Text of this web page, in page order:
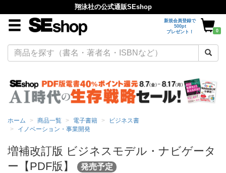
翔泳社の公式通販SEshop
新規会員登録で
500pt
プレゼント！
0
ホーム 商品一覧 電子書籍
ビジネス書
イノベーション・事業開発
増補改訂版 ビジネスモデル・ナビゲータ
ー【PDF版】
発売予定